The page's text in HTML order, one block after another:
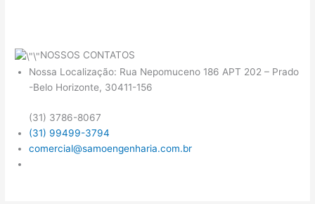
NOSSOS CONTATOS
Nossa Localização: Rua Nepomuceno 186 APT 202 – Prado
-Belo Horizonte, 30411-156
(31) 3786-8067
(31) 99499-3794
comercial@samoengenharia.com.br